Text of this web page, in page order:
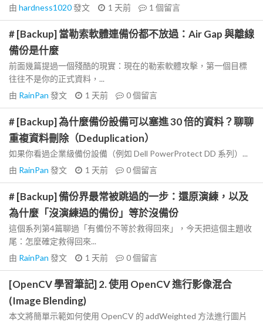
由 hardness1020發文 1 天前 1 個留言
# [Backup] 當勒索軟體連備份都不放過：Air Gap 與離線
備份是什麼
前面幾篇提過一個殘酷的現實：現在的勒索軟體攻擊，第一個目標
往往不是你的正式資料，...
由 RainPan 發文 1 天前 0個留言
# [Backup] 為什麼備份設備可以塞進 30 倍的資料？聊聊
重複資料刪除（Deduplication）
如果你看過企業級備份設備（例如 Dell PowerProtect DD 系列）...
由 RainPan 發文 1 天前 0個留言
# [Backup] 備份界最常被跳過的一步：還原演練，以及
為什麼「沒演練過的備份」等於沒備份
這個系列第4篇聊過「有備份不等於救得回來」，今天把這個主題收
尾：怎麼確定救得回來...
由 RainPan 發文 1 天前 0個留言
[OpenCV 學習筆記] 2. 使用 OpenCV 進行影像混合
(Image Blending)
本文將簡單示範如何使用 OpenCV 的 addWeighted 方法進行圖片